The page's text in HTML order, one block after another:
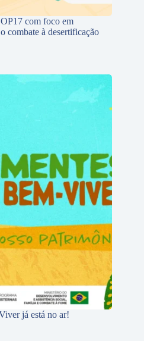
com foco em
combate à desertificação
já está no ar!